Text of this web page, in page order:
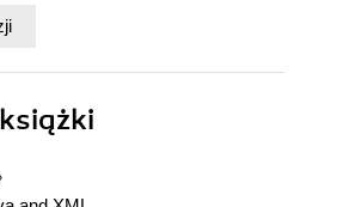
książki